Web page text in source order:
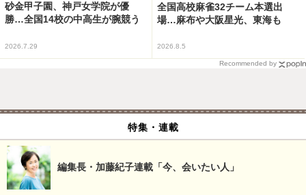
砂金甲子園、神戸女学院が優
勝…全国14校の中高生が腕競う
2026.7.29
全国高校麻雀32チーム本選出
場…麻布や大阪星光、東海も
2026.8.5
Recommended by
特集・連載
編集長・加藤紀子連載「今、会いたい人」